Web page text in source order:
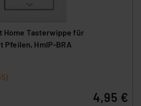
Home Tasterwippe für
Pfeilen, HmIP-BRA
4,95 €